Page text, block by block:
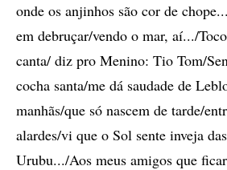
onde os anjinhos são cor de
em debruçar/vendo o mar, aí.../
canta/ diz pro Menino: Tio Tom/
cocha santa/me dá saudade de
manhãs/que só nascem de tarde/
alardes/vi que o Sol sente inveja
Urubu.../Aos meus amigos que